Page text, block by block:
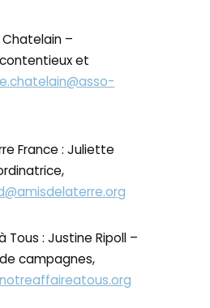
Chatelain –
et
France : Juliette
Tous : Justine Ripoll –
campagnes,